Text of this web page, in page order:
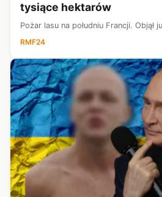
tysiące hektarów
Pożar lasu na południu Francji. Objął
RMF24